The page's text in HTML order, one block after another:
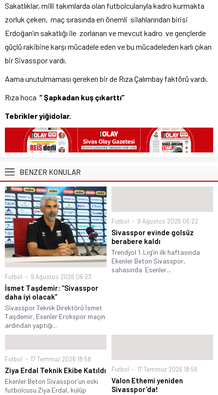
Sakatlıklar, milli takımlarda olan futbolcularıyla kadro kurmakta
zorluk çeken, maç sırasında en önemli silahlarından birisi
Erdoğan’ın sakatlığı ile zorlanan ve mevcut kadro ve gençlerde
güçlü rakibine karşı mücadele eden ve bu mücadeleden karlı çıkan
bir Sivasspor vardı.
Aama unutulmaması gereken bir de Rıza Çalımbay faktörü vardı.
Rıza hoca “ Şapkadan kuş çıkarttı”
Tebrikler yiğidolar.
BENZER KONULAR
Futbol 9 Ağustos 2026 06:23
İsmet Taşdemir: “Sivasspor
daha iyi olacak”
Sivasspor Teknik Direktörü İsmet
Taşdemir, Esenler Erokspor maçın
ardından yaptığı...
Futbol 9 Ağustos 2026 06:22
Sivasspor evinde golsüz
berabere kaldı
Trendyol 1. Lig’in ilk haftasında
Ekenler Beton Sivasspor,
sahasında Esenler...
Futbol 17 Temmuz 2026 18:58
Ziya Erdal Teknik Ekibe Katıldı
Ekenler Beton Sivasspor’un eski
futbolcusu Ziya Erdal, kulüp
Futbol 17 Temmuz 2026 18:56
Valon Ethemi yeniden
Sivasspor’da!